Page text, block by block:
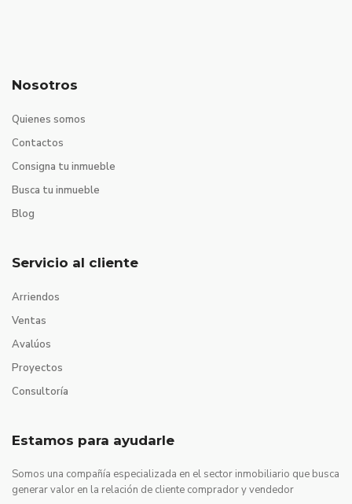
Nosotros
Quienes somos
Contactos
Consigna tu inmueble
Busca tu inmueble
Blog
Servicio al cliente
Arriendos
Ventas
Avalúos
Proyectos
Consultoría
Estamos para ayudarle
Somos una compañía especializada en el sector inmobiliario que busca
generar valor en la relación de cliente comprador y vendedor